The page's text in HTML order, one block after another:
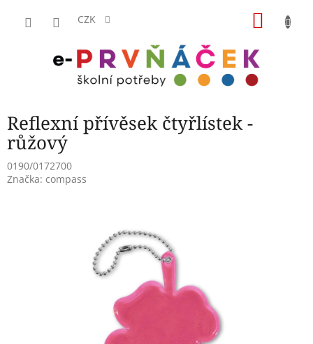
CZK
Reflexní přívěsek čtyřlístek -
růžový
0190/0172700
Značka: compass